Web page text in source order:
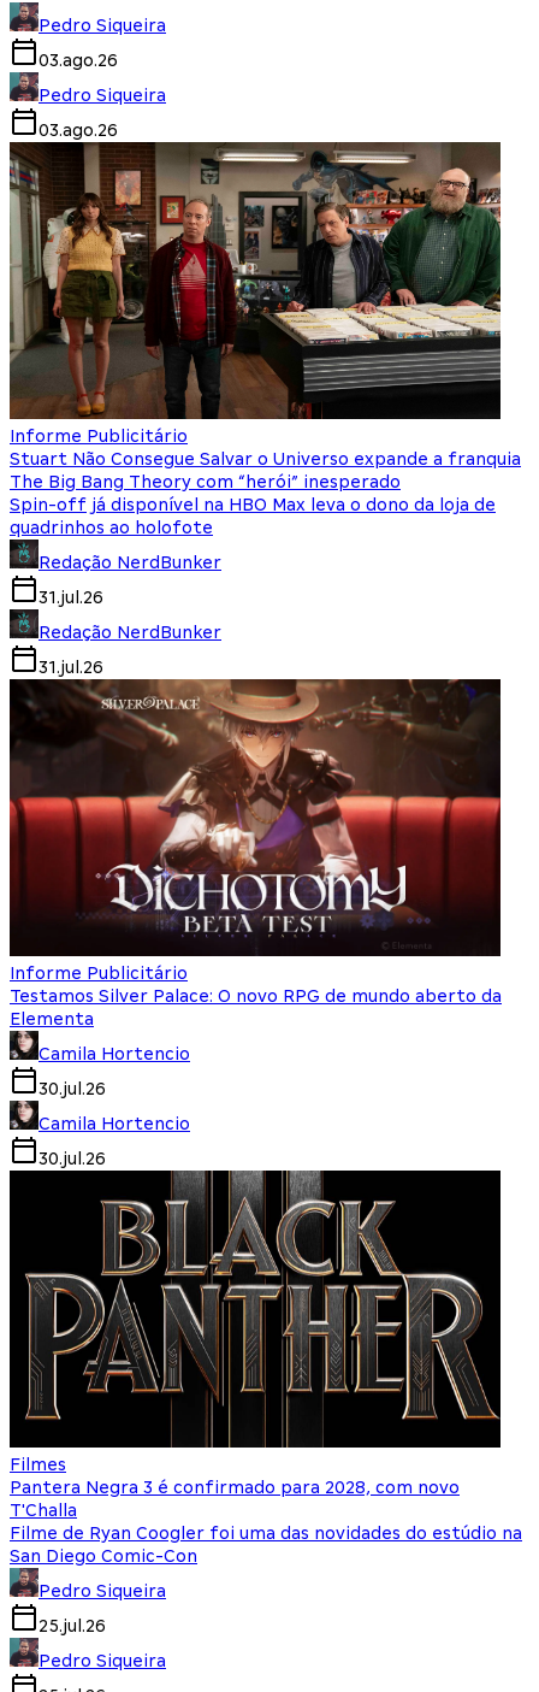
Pedro Siqueira
03.ago.26
Pedro Siqueira
03.ago.26
Informe Publicitário
Stuart Não Consegue Salvar o Universo expande a franquia
The Big Bang Theory com “herói” inesperado
Spin-off já disponível na HBO Max leva o dono da loja de
quadrinhos ao holofote
Redação NerdBunker
31.jul.26
Redação NerdBunker
31.jul.26
Informe Publicitário
Testamos Silver Palace: O novo RPG de mundo aberto da
Elementa
Camila Hortencio
30.jul.26
Camila Hortencio
30.jul.26
Filmes
Pantera Negra 3 é confirmado para 2028, com novo
T'Challa
Filme de Ryan Coogler foi uma das novidades do estúdio na
San Diego Comic-Con
Pedro Siqueira
25.jul.26
Pedro Siqueira